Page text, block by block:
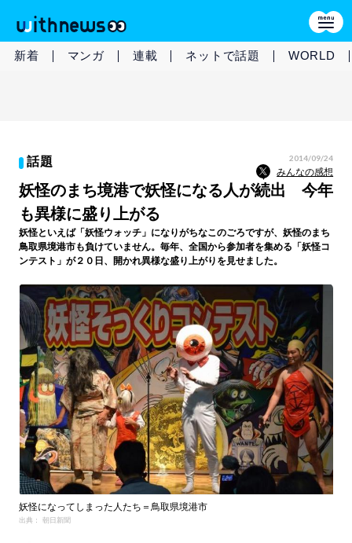
新着 マンガ 連載 ネットで話題 WORLD
話題 2014/09/24
みんなの感想
妖怪のまち境港で妖怪になる人が続出 今年
も異様に盛り上がる
妖怪といえば「妖怪ウォッチ」になりがちなこのごろですが、妖怪のまち
鳥取県境港市も負けていません。毎年、全国から参加者を集める「妖怪コ
ンテスト」が２０日、開かれ異様な盛り上がりを見せました。
妖怪になってしまった人たち＝鳥取県境港市
出典： 朝日新聞